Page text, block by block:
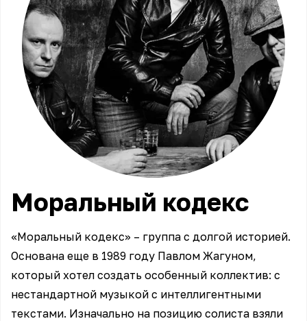
Моральный кодекс
«Моральный кодекс» – группа с долгой историей.
Основана еще в 1989 году Павлом Жагуном,
который хотел создать особенный коллектив: с
нестандартной музыкой с интеллигентными
текстами. Изначально на позицию солиста взяли